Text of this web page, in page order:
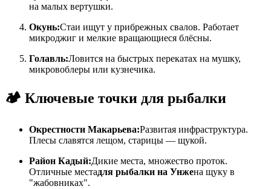
на малых вертушки.
Окунь:Стаи ищут у прибрежных свалов. Работает
микроджиг и мелкие вращающиеся блёсны.
Голавль:Ловится на быстрых перекатах на мушку,
микровоблеры или кузнечика.
🏕️ Ключевые точки для рыбалки
Окрестности Макарьева:Развитая инфраструктура.
Плесы славятся лещом, старицы — щукой.
Район Кадый:Дикие места, множество проток.
Отличные местадля рыбалки на Унжена щуку в
"жабовниках".